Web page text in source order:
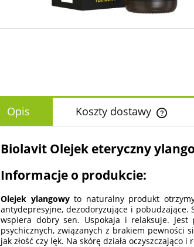
Opis Koszty dostawy
Cena
Biolavit Olejek eteryczny
Informacje o produkcie:
Olejek ylangowyto naturalny produkt
antydepresyjne, dezodoryzujące i
wspiera dobry sen. Uspokaja i relaksuje.
psychicznych, związanych z brakiem pewności
jak złość czy lęk. Na skórę działa oczyszczająco